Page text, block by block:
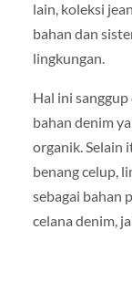
lain, koleksi
bahan dan
lingkungan.
Hal ini
bahan denim
organik. Selain
benang celup,
sebagai bahan
celana denim,